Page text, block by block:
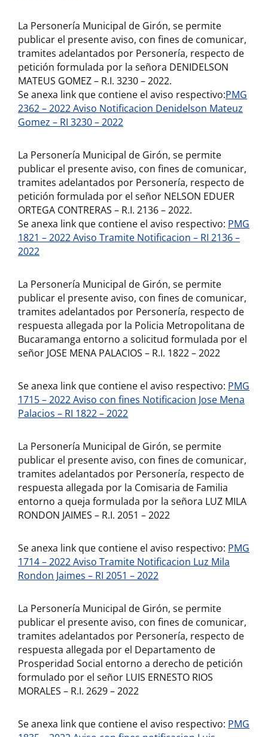
La Personería Municipal de Girón, se permite
publicar el presente aviso, con fines de comunicar,
tramites adelantados por Personería, respecto de
petición formulada por la señora DENIDELSON
MATEUS GOMEZ – R.I. 3230 – 2022.
Se anexa link que contiene el aviso respectivo:PMG
2362 – 2022 Aviso Notificacion Denidelson Mateuz
Gomez – RI 3230 – 2022
La Personería Municipal de Girón, se permite
publicar el presente aviso, con fines de comunicar,
tramites adelantados por Personería, respecto de
petición formulada por el señor NELSON EDUER
ORTEGA CONTRERAS – R.I. 2136 – 2022.
Se anexa link que contiene el aviso respectivo: PMG
1821 – 2022 Aviso Tramite Notificacion – RI 2136 –
2022
La Personería Municipal de Girón, se permite
publicar el presente aviso, con fines de comunicar,
tramites adelantados por Personería, respecto de
respuesta allegada por la Policia Metropolitana de
Bucaramanga entorno a solicitud formulada por el
señor JOSE MENA PALACIOS – R.I. 1822 – 2022
Se anexa link que contiene el aviso respectivo: PMG
1715 – 2022 Aviso con fines Notificacion Jose Mena
Palacios – RI 1822 – 2022
La Personería Municipal de Girón, se permite
publicar el presente aviso, con fines de comunicar,
tramites adelantados por Personería, respecto de
respuesta allegada por la Comisaria de Familia
entorno a queja formulada por la señora LUZ MILA
RONDON JAIMES – R.I. 2051 – 2022
Se anexa link que contiene el aviso respectivo: PMG
1714 – 2022 Aviso Tramite Notificacion Luz Mila
Rondon Jaimes – RI 2051 – 2022
La Personería Municipal de Girón, se permite
publicar el presente aviso, con fines de comunicar,
tramites adelantados por Personería, respecto de
respuesta allegada por el Departamento de
Prosperidad Social entorno a derecho de petición
formulado por el señor LUIS ERNESTO RIOS
MORALES – R.I. 2629 – 2022
Se anexa link que contiene el aviso respectivo: PMG